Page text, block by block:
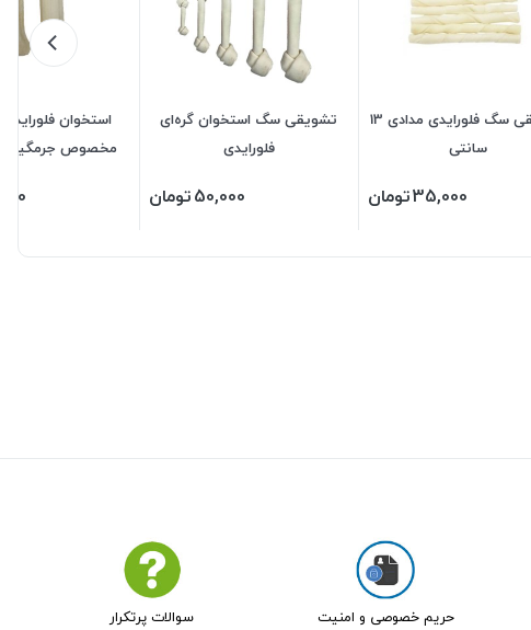
تشویقی سگ فلورایدی مدادی 13
سانتی
35,000تومان
تشویقی سگ استخوان گره‌ای
فلورایدی
50,000تومان
استخوان
مخصوص جرمگیری
حریم خصوصی و امنیت سوالات پرتکرار